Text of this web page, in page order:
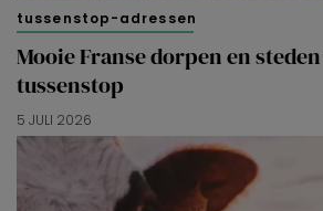
tussenstop-adressen
Mooie Franse dorpen en
tussenstop
5 JULI 2026